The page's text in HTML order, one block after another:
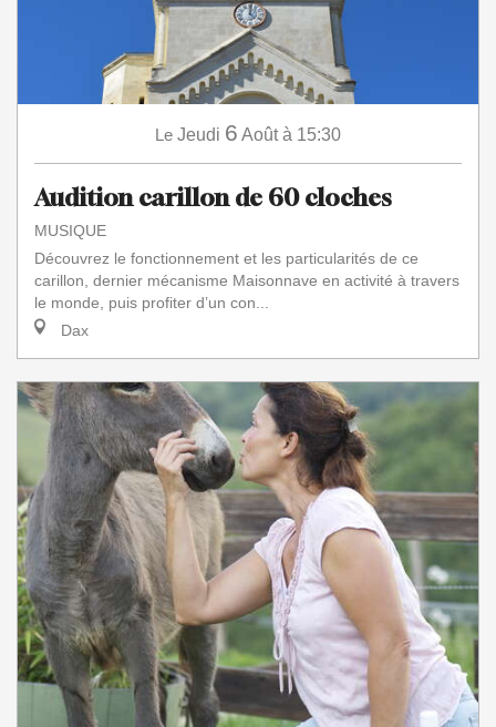
Le Jeudi 6 Août à 15:30
Audition carillon de 60 cloches
MUSIQUE
Découvrez le fonctionnement et les particularités de ce
carillon, dernier mécanisme Maisonnave en activité à travers
le monde, puis profiter d’un con...
Dax